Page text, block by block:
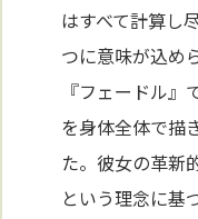
はすべて計算し
つに意味が込め
『フェードル』
を身体全体で描
た。彼女の革新
という理念に基